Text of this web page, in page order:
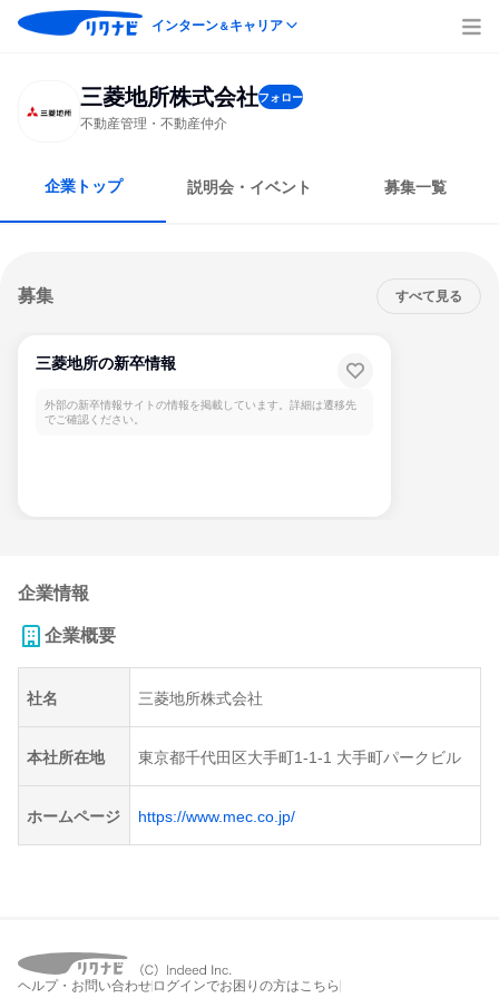
インターン＆キャリア
三菱地所株式会社フォロー
不動産管理・不動産仲介
企業トップ 説明会・イベント 募集一覧
募集 すべて見る
三菱地所の新卒情報
外部の新卒情報サイトの情報を掲載しています。詳細は遷移先
でご確認ください。
企業情報
企業概要
社名 三菱地所株式会社
本社所在地 東京都千代田区大手町1-1-1 大手町パークビル
ホームページ https://www.mec.co.jp/
ヘルプ・お問い合わせ ログインでお困りの方はこちら